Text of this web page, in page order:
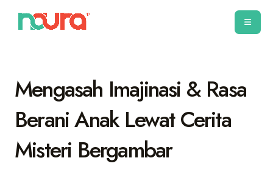
Mengasah Imajinasi & Rasa
Berani Anak Lewat Cerita
Misteri Bergambar